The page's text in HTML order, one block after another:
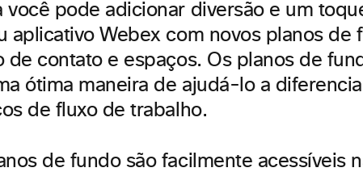
você pode adicionar diversão e um
aplicativo Webex com novos planos de
de contato e espaços. Os planos de
ótima maneira de ajudá-lo a
de fluxo de trabalho.
de fundo são facilmente acessíveis